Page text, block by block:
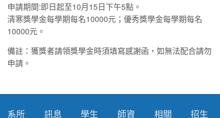
申請期間:即日起至10月15日下午5點。
清寒獎學金每學期每名10000元；優秀獎學金每學期每名
10000元。
備註：獲獎者請領獎學金時須填寫感謝函，如無法配合請勿
申請。
系所
訊息
學生
師資
相關
招生